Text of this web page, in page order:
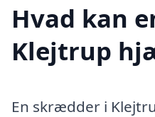
Hvad kan
Klejtrup
En skrædder i